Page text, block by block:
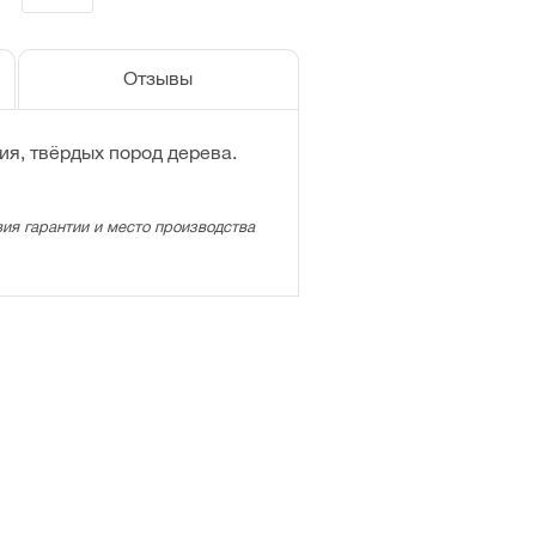
Отзывы
твёрдых пород дерева.
гарантии и место производства